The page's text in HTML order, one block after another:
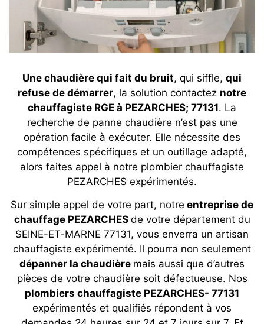
Une chaudière qui fait du bruit, qui siffle, qui
refuse de démarrer, la solution contactez notre
chauffagiste RGE à PEZARCHES; 77131. La
recherche de panne chaudière n’est pas une
opération facile à exécuter. Elle nécessite des
compétences spécifiques et un outillage adapté,
alors faites appel à notre plombier chauffagiste
PEZARCHES expérimentés.
Sur simple appel de votre part, notre entreprise de
chauffage PEZARCHES de votre département du
SEINE-ET-MARNE 77131, vous enverra un artisan
chauffagiste expérimenté. Il pourra non seulement
dépanner la chaudière mais aussi que d’autres
pièces de votre chaudière soit défectueuse. Nos
plombiers chauffagiste PEZARCHES- 77131
expérimentés et qualifiés répondent à vos